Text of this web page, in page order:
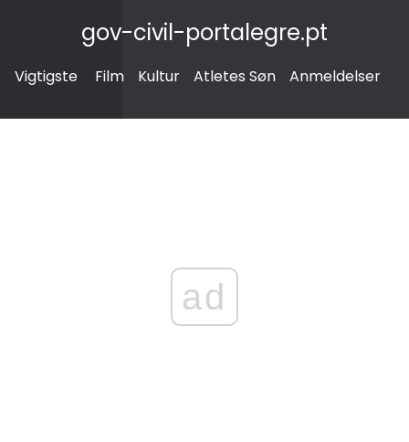
gov-civil-portalegre.pt
Vigtigste Film Kultur Atletes Søn Anmeldelser
ad